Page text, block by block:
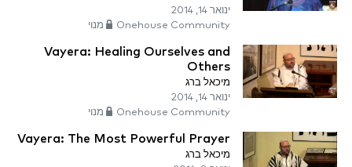
ינואר 14, 2014
Onehouse Community מנוי
Vayera: Healing Ourselves and
Others
מיכאל ברג
ינואר 14, 2014
Onehouse Community מנוי
Vayera: The Most Powerful Prayer
מיכאל ברג